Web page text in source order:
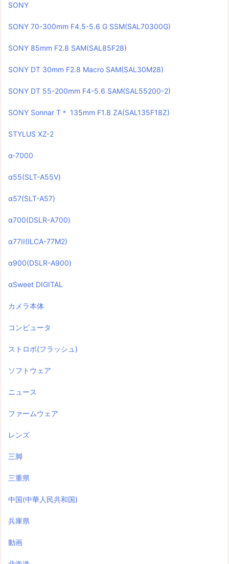
SONY
SONY 70-300mm F4.5-5.6 G SSM(SAL70300G)
SONY 85mm F2.8 SAM(SAL85F28)
SONY DT 30mm F2.8 Macro SAM(SAL30M28)
SONY DT 55-200mm F4-5.6 SAM(SAL55200-2)
SONY Sonnar T＊ 135mm F1.8 ZA(SAL135F18Z)
STYLUS XZ-2
α-7000
α55(SLT-A55V)
α57(SLT-A57)
α700(DSLR-A700)
α77II(ILCA-77M2)
α900(DSLR-A900)
αSweet DIGITAL
カメラ本体
コンピュータ
ストロボ(フラッシュ)
ソフトウェア
ニュース
ファームウェア
レンズ
三脚
三重県
中国(中華人民共和国)
兵庫県
動画